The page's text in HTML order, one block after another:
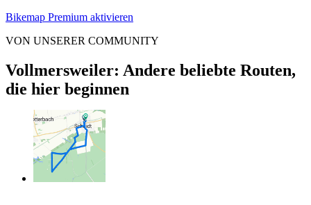
Bikemap Premium aktivieren
VON UNSERER COMMUNITY
Vollmersweiler: Andere beliebte Routen,
die hier beginnen